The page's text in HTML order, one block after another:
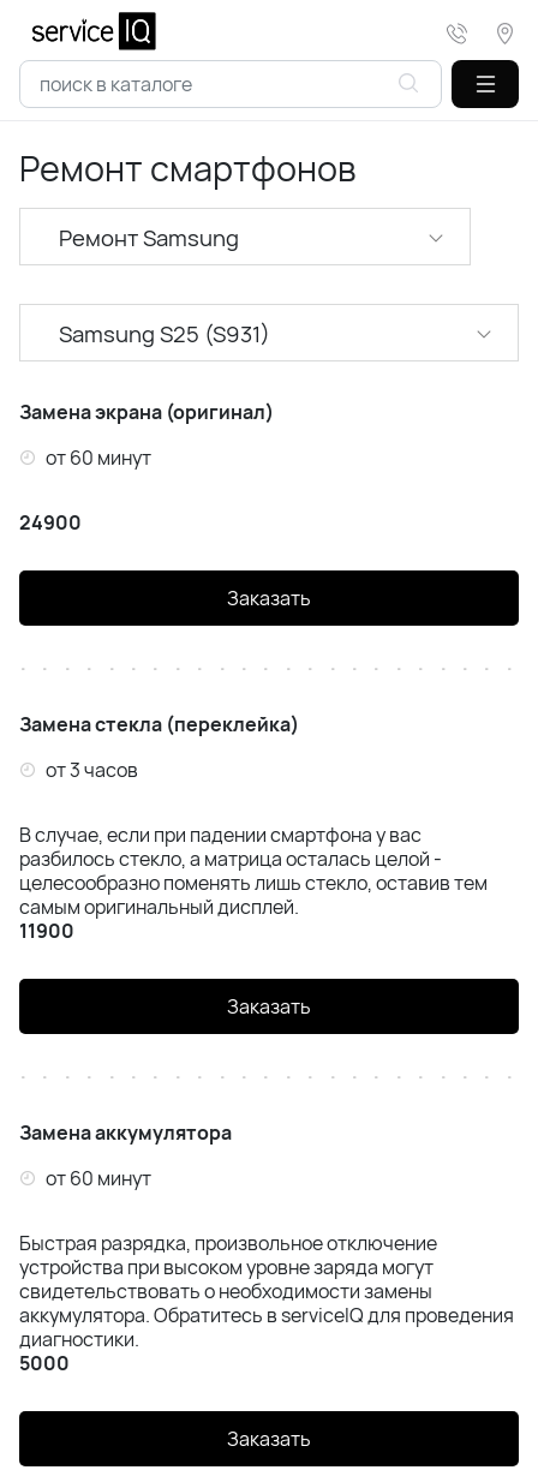
Ремонт смартфонов
Ремонт Realme
Ремонт Samsung
Ремонт Huawei
Ремонт Honor
Ремонт Infinix
Samsung A53 (A536)
Samsung A55 (A556)
Samsung A56 (A566)
Samsung A57 (A576)
Samsung S20 (G980)
Samsung S20 Ultra (G988)
Samsung S20 FE (G780)
Samsung S21 Plus (G996B)
Samsung S21 Ultra (G998B)
Samsung S22 (S901)
Samsung S22 Plus (S906B)
Samsung S22 Ultra (S908B)
Samsung S23 (S911)
Samsung S23 Plus (S916)
Samsung S25 (S931)
Замена экрана (оригинал)
от 60 минут
24900
Заказать
Замена стекла (переклейка)
от 3 часов
В случае, если при падении смартфона у вас
разбилось стекло, а матрица осталась целой -
целесообразно поменять лишь стекло, оставив тем
самым оригинальный дисплей.
11900
Заказать
Замена аккумулятора
от 60 минут
Быстрая разрядка, произвольное отключение
устройства при высоком уровне заряда могут
свидетельствовать о необходимости замены
аккумулятора. Обратитесь в serviceIQ для проведения
диагностики.
5000
Заказать